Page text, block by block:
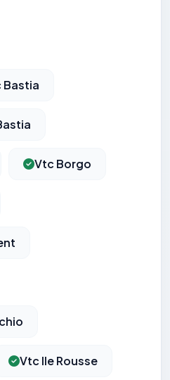
Bastia
Vtc Borgo
Vtc Ile Rousse